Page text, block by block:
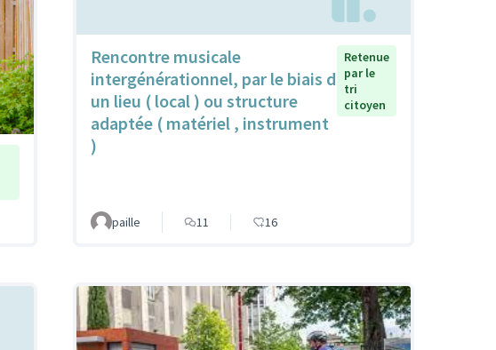
Rencontre musicale
intergénérationnel, par le biais d
un lieu ( local ) ou structure
adaptée ( matériel , instrument
)
Retenue
par le
tri
citoyen
paille 11 16